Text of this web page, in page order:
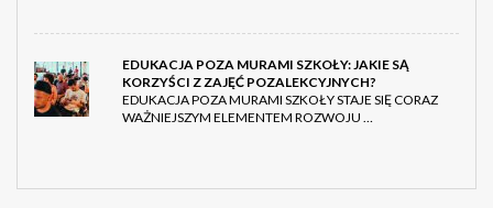
EDUKACJA POZA MURAMI SZKOŁY: JAKIE SĄ
KORZYŚCI Z ZAJĘĆ POZALEKCYJNYCH?
EDUKACJA POZA MURAMI SZKOŁY STAJE SIĘ CORAZ
WAŻNIEJSZYM ELEMENTEM ROZWOJU …